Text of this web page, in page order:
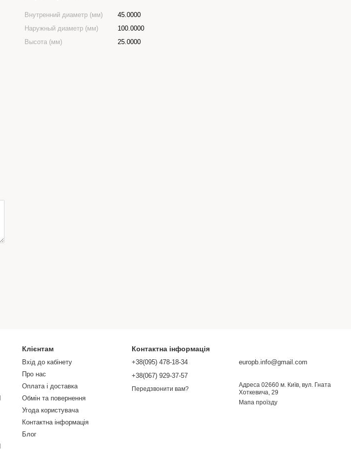
Внутренний диаметр (мм)
45.0000
Наружный диаметр (мм)
100.0000
Высота (мм)
25.0000
Клієнтам
Вхід до кабінету
Про нас
Оплата і доставка
Обмін та повернення
Угода користувача
Контактна інформація
Блог
Контактна інформація
+38(095) 478-18-34
+38(067) 929-37-57
Передзвонити вам?
europb.info@gmail.com
Адреса 02660 м. Київ, вул. Гната
Хоткевича, 29
Мапа проїзду